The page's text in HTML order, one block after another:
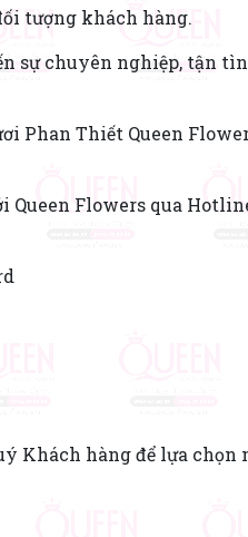
tượng khách hàng.
sự chuyên nghiệp, tận
Phan Thiết Queen
Queen Flowers qua
Khách hàng để lựa chọn